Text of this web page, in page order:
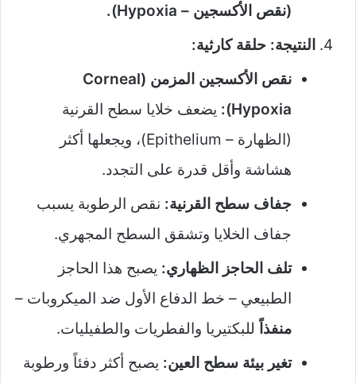
(نقص الأكسجين – Hypoxia).
النتيجة: حلقة كارثية:
نقص الأكسجين المزمن (Corneal
Hypoxia):
يضعف خلايا سطح القرنية
(الظهارة – Epithelium)، ويجعلها أكثر
هشاشة وأقل قدرة على التجدد.
جفاف سطح القرنية: نقص الرطوبة يسبب
جفاف الخلايا وتشقق السطح المجهري.
تلف الحاجز الظهاري: يصبح هذا الحاجز
الطبيعي – خط الدفاع الأول ضد الميكروبات –
منفذاً للبكتيريا والفطريات والطفيليات.
تغير بيئة سطح العين: يصبح أكثر دفئاً ورطوبة